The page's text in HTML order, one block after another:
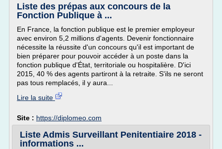
Liste des prépas aux concours de la
Fonction Publique à ...
En France, la fonction publique est le premier employeur
avec environ 5,2 millions d'agents. Devenir fonctionnaire
nécessite la réussite d'un concours qu'il est important de
bien préparer pour pouvoir accéder à un poste dans la
fonction publique d'État, territoriale ou hospitalière. D'ici
2015, 40 % des agents partiront à la retraite. S'ils ne seront
pas tous remplacés, il y aura...
Lire la suite
Site : https://diplomeo.com
Liste Admis Surveillant Penitentiaire 2018 -
informations ...